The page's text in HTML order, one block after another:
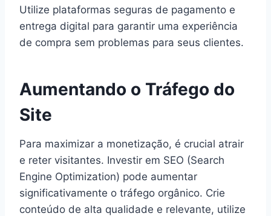
Utilize plataformas seguras de pagamento e
entrega digital para garantir uma experiência
de compra sem problemas para seus clientes.
Aumentando o Tráfego do
Site
Para maximizar a monetização, é crucial atrair
e reter visitantes. Investir em SEO (Search
Engine Optimization) pode aumentar
significativamente o tráfego orgânico. Crie
conteúdo de alta qualidade e relevante, utilize